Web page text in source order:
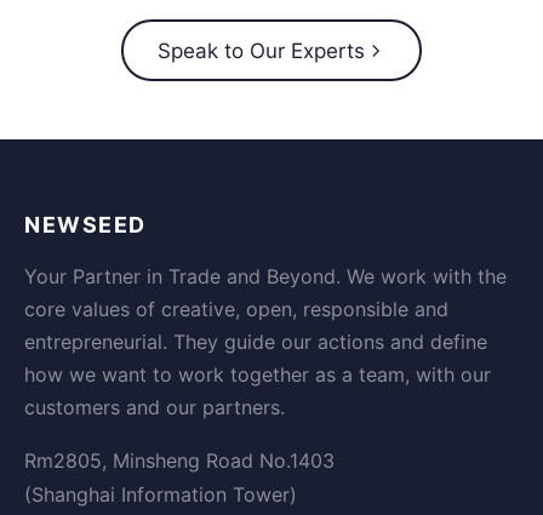
Speak to Our Experts
NEWSEED
Your Partner in Trade and Beyond. We work with the
core values of creative, open, responsible and
entrepreneurial. They guide our actions and define
how we want to work together as a team, with our
customers and our partners.
Rm2805, Minsheng Road No.1403
(Shanghai Information Tower)